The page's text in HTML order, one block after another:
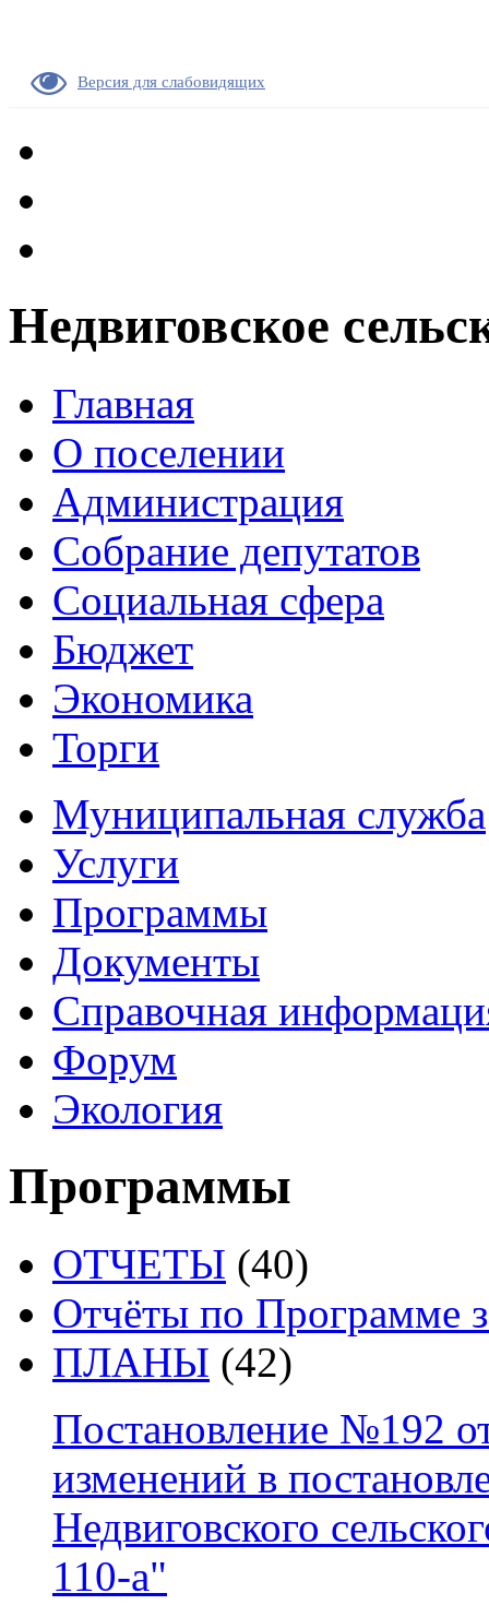
Версия для слабовидящих
Недвиговское
Главная
О поселении
Администрация
Собрание депутатов
Социальная сфера
Бюджет
Экономика
Торги
Муниципальная служба
Услуги
Программы
Документы
Справочная
Форум
Экология
Программы
ОТЧЕТЫ (40)
Отчёты по Программе
ПЛАНЫ (42)
Постановление №192
изменений в
Недвиговского
110-а"